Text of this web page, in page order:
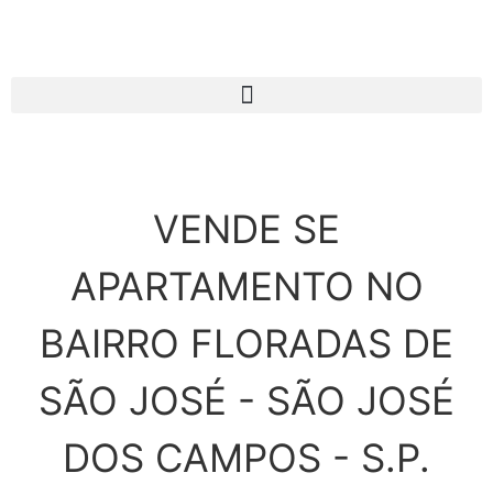
VENDE SE
APARTAMENTO NO
BAIRRO FLORADAS DE
SÃO JOSÉ - SÃO JOSÉ
DOS CAMPOS - S.P.